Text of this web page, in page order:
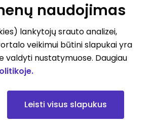
jį el. paštu.
domina?
naudojimas
lankytojų srauto analizei,
veikimui būtini slapukai yra
valdyti nustatymuose. Daugiau
Leisti visus slapukus